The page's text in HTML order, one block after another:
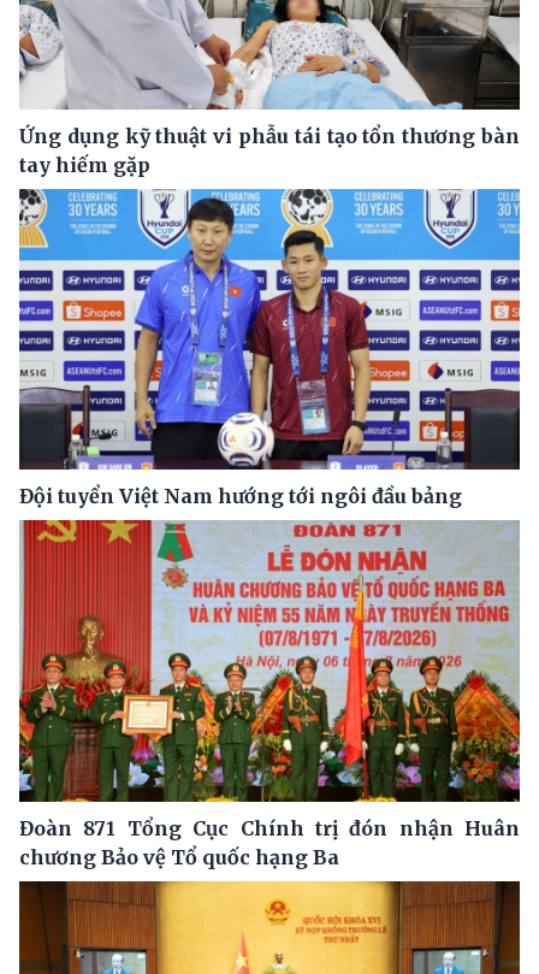
Ứng dụng kỹ thuật vi phẫu tái tạo tổn thương bàn
tay hiếm gặp
Đội tuyển Việt Nam hướng tới ngôi đầu bảng
Đoàn 871 Tổng Cục Chính trị đón nhận Huân
chương Bảo vệ Tổ quốc hạng Ba